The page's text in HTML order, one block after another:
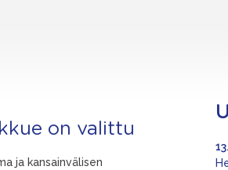
on valittu
ja kansainvälisen